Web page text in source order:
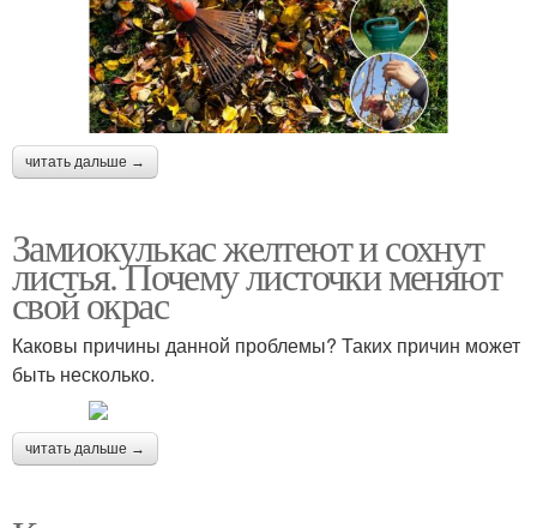
читать дальше →
Замиокулькас желтеют и сохнут
листья. Почему листочки меняют
свой окрас
Каковы причины данной проблемы? Таких причин может
быть несколько.
читать дальше →